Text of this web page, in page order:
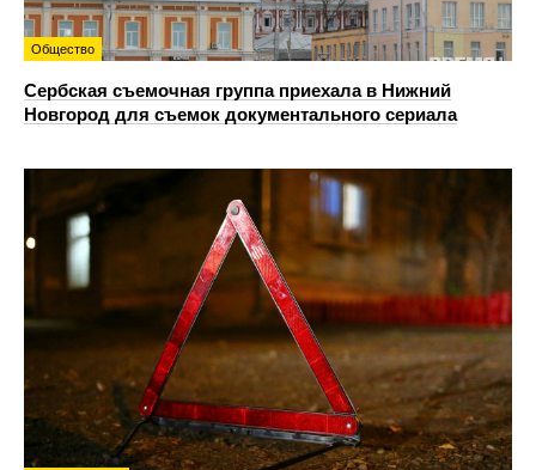
Общество
Сербская съемочная группа приехала в Нижний
Новгород для съемок документального сериала